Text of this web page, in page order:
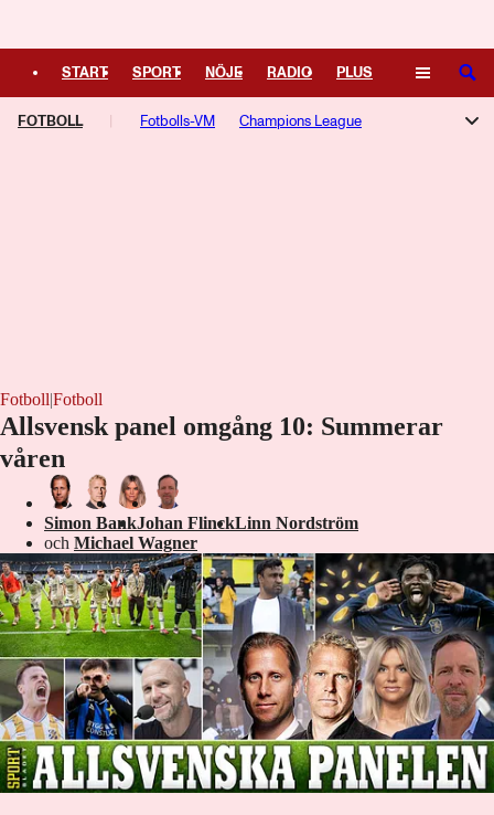
START SPORT NÖJE RADIO PLUS
TIPSA TV KULTUR LEDARE
SÖK
FOTBOLL Fotbolls-VM Champions League
Fotboll|Fotboll
Allsvensk panel omgång 10: Summerar
våren
Simon BankJohan FlinckLinn Nordström
och Michael Wagner